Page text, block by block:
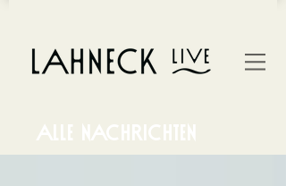
ALLE NACHRICHTEN